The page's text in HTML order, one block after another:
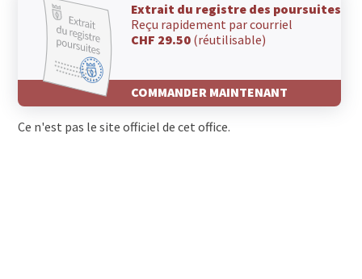
Extrait du registre des poursuites
Reçu rapidement par courriel
CHF 29.50 (réutilisable)
COMMANDER MAINTENANT
Ce n'est pas le site officiel de cet office.